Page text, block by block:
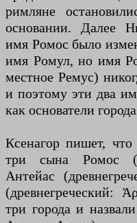
римляне
основании. Далее
имя Ромос было
имя Ромул, но имя
местное Ремус)
и поэтому эти два
как основатели
Ксенагор пишет,
три сына Ромос
Антейас
(древнегреческий:
три города и